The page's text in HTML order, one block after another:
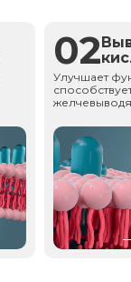
02
Улучшает